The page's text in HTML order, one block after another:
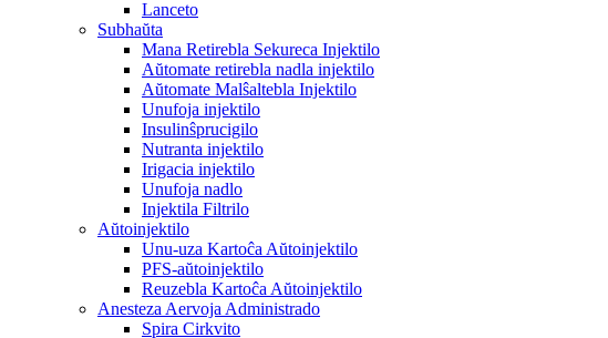
Lanceto
Subhaŭta
Mana Retirebla Sekureca Injektilo
Aŭtomate retirebla nadla injektilo
Aŭtomate Malŝaltebla Injektilo
Unufoja injektilo
Insulinŝprucigilo
Nutranta injektilo
Irigacia injektilo
Unufoja nadlo
Injektila Filtrilo
Aŭtoinjektilo
Unu-uza Kartoĉa Aŭtoinjektilo
PFS-aŭtoinjektilo
Reuzebla Kartoĉa Aŭtoinjektilo
Anesteza Aervoja Administrado
Spira Cirkvito